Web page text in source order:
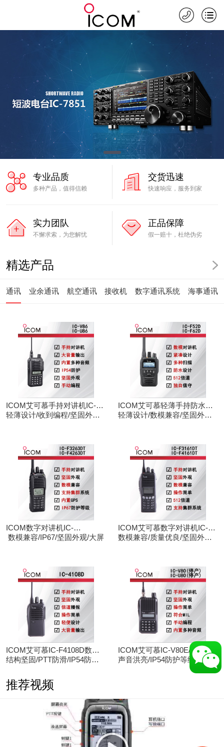
专业品质
多种产品，值得信赖
交货迅速
快速响应，服务到家
实力团队
不懈求索，为您解忧
正品保障
假一赔十，杜绝伪劣
精选产品
通讯 业余通讯 航空通讯 接收机 数字通讯系统 海事通讯
ICOM艾可慕手持对讲机IC-
V86/U86
轻薄设计/收到编程/坚固外观/
ICOM艾可慕轻薄手持防水对
讲机IC-F52D
轻薄设计/数模兼容/坚固外观/
ICOM数字对讲机IC-
F3263DT/IC-F4263DT
数模兼容/IP67/坚固外观/大屏
ICOM艾可慕数字对讲机IC-
F3161D IC-F4161D
数模兼容/质量优良/坚固外观/
ICOM艾可慕IC-F4108D数字
对讲机
结构坚固/PTT防滑/IP54防护/
ICOM艾可慕IC-V80E/IC-
U80E手持对讲机（停产）
声音洪亮/IP54防护等级/手动
推荐视频